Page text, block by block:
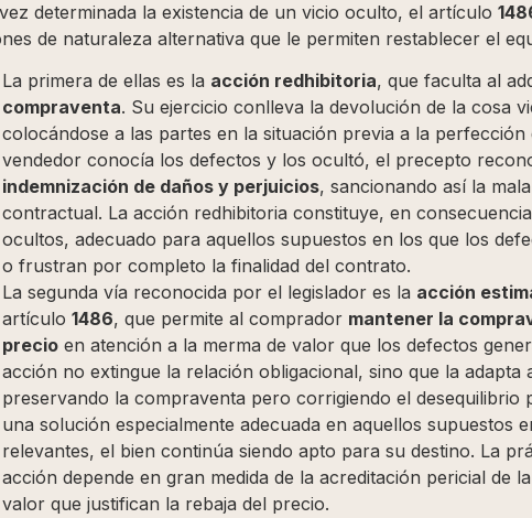
determinada la existencia de un vicio oculto, el artículo
de naturaleza alternativa que le permiten restablecer el
La primera de ellas es la acción redhibitoria, que faculta al
compraventa. Su ejercicio conlleva la devolución de la cosa
colocándose a las partes en la situación previa a la
vendedor conocía los defectos y los ocultó, el precepto
indemnización de daños y perjuicios, sancionando así la
contractual. La acción redhibitoria constituye, en
ocultos, adecuado para aquellos supuestos en los que los
o frustran por completo la finalidad del contrato.
La segunda vía reconocida por el legislador es la acción
artículo 1486, que permite al comprador mantener la
precio en atención a la merma de valor que los defectos
acción no extingue la relación obligacional, sino que la adapta
preservando la compraventa pero corrigiendo el desequilibrio
una solución especialmente adecuada en aquellos supuestos
relevantes, el bien continúa siendo apto para su destino. La
acción depende en gran medida de la acreditación pericial de
valor que justifican la rebaja del precio.